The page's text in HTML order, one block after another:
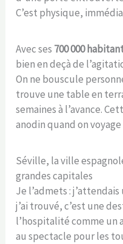
C’est physique,
Avec ses 700 000
bien en deçà de
On ne bouscule
trouve une table en
semaines à l’avance.
anodin quand on
Séville, la ville
grandes capitales
Je l’admets :
j’ai trouvé, c’est une
l’hospitalité comme un
au spectacle pour les